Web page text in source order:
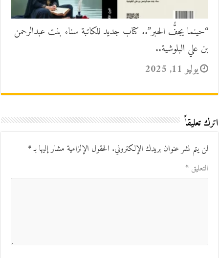
“حينما يجفُّ الحبر”.. كتاب جديد للكاتبة سناء بنت عبدالرحمن
بن علي البلوشية..
يوليو 11, 2025
اترك تعليقاً
لن يتم نشر عنوان بريدك الإلكتروني. الحقول الإلزامية مشار إليها بـ*
التعليق*